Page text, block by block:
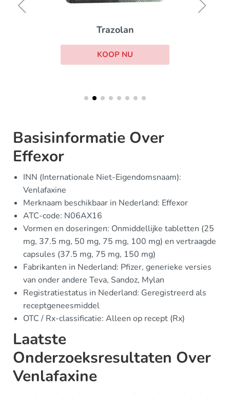
Trazolan
KOOP NU
Basisinformatie Over
Effexor
INN (Internationale Niet-Eigendomsnaam):
Venlafaxine
Merknaam beschikbaar in Nederland: Effexor
ATC-code: N06AX16
Vormen en doseringen: Onmiddellijke tabletten (25
mg, 37.5 mg, 50 mg, 75 mg, 100 mg) en vertraagde
capsules (37.5 mg, 75 mg, 150 mg)
Fabrikanten in Nederland: Pfizer, generieke versies
van onder andere Teva, Sandoz, Mylan
Registratiestatus in Nederland: Geregistreerd als
receptgeneesmiddel
OTC / Rx-classificatie: Alleen op recept (Rx)
Laatste
Onderzoeksresultaten Over
Venlafaxine